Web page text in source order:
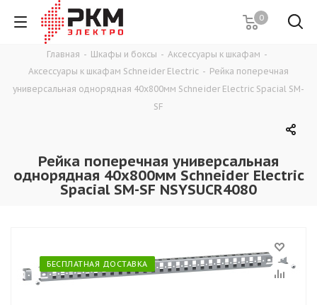
0
Главная - Шкафы и боксы - Аксессуары к шкафам -
Аксессуары к шкафам Schneider Electric - Рейка поперечная
универсальная однорядная 40х800мм Schneider Electric Spacial SM-
SF
Рейка поперечная универсальная
однорядная 40х800мм Schneider Electric
Spacial SM-SF NSYSUCR4080
БЕСПЛАТНАЯ ДОСТАВКА